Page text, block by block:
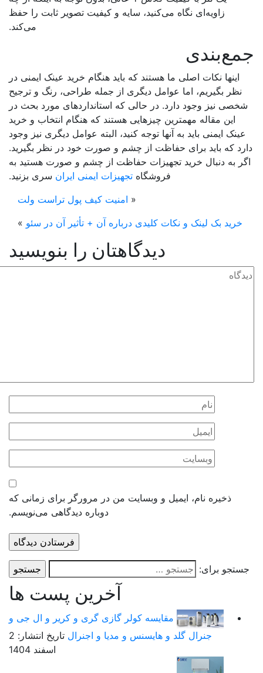
زاویه‌ای نگاه می‌کنید، سایه و کیفیت تصویر ثابت را حفظ
می‌کند.
اینها نکات اصلی ما هستند که باید هنگام خرید عینک ایمنی در
نظر بگیریم، اما عوامل دیگری از جمله طراحی، رنگ و ترجیح
نیز وجود دارد. در حالی که استانداردهای مورد بحث در
این مقاله مهمترین چیزهایی هستند که هنگام انتخاب و خرید
عینک ایمنی باید به آنها توجه کنید، البته عوامل دیگری نیز وجود
که باید برای حفاظت از چشم و صورت خود در نظر بگیرید.
به دنبال خرید تجهیزات حفاظت از چشم و صورت هستید به
فروشگاهتجهیزات ایمنی ایرانسری بزنید.
امنیت کیف پول تراست ولت
خرید بک لینک و نکات کلیدی درباره آن + تأثیر آن در سئو »
دیدگاهتان را بنویسید
ذخیره نام، ایمیل و وبسایت من در مرورگر برای زمانی که
دوباره دیدگاهی می‌نویسم.
برای:
آخرین پست ها
مقایسه کولر گازی گری و کریر و ال جی و
جنرال گلد و هایسنس و مدیا و اجنرال
تاریخ انتشار: 2
اسفند 1404